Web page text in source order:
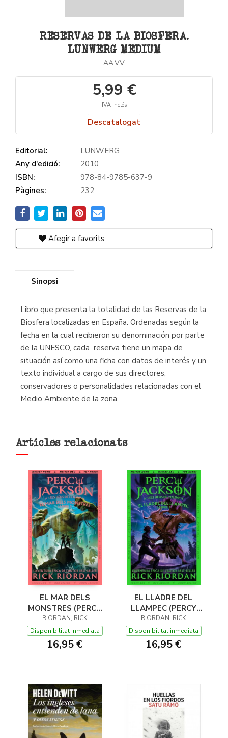
RESERVAS DE LA BIOSFERA.
LUNWERG MEDIUM
AA.VV
5,99 €
IVA inclós
Descatalogat
Editorial:
LUNWERG
Any d'edició:
2010
ISBN:
978-84-9785-637-9
Pàgines:
232
Afegir a favorits
Sinopsi
Libro que presenta la totalidad de las Reservas de la
Biosfera localizadas en España. Ordenadas según la
fecha en la cual recibieron su denominación por parte
de la UNESCO, cada reserva tiene un mapa de
situación así como una ficha con datos de interés y un
texto individual a cargo de sus directores,
conservadores o personalidades relacionadas con el
Medio Ambiente de la zona.
Articles relacionats
EL MAR DELS
MONSTRES (PERCY
JACKSON I ELS DÉUS
DE L'OLIMP 2)
RIORDAN, RICK
Disponibilitat inmediata
16,95 €
EL LLADRE DEL
LLAMPEC (PERCY
JACKSON I ELS DÉUS
DE L'OLIMP 1)
RIORDAN, RICK
Disponibilitat inmediata
16,95 €